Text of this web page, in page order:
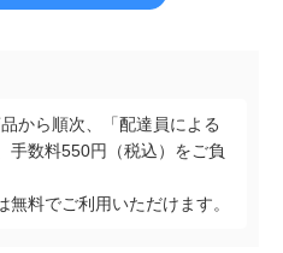
から順次、「配達員による
手数料550円（税込）をご負
無料でご利用いただけます。